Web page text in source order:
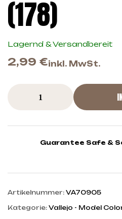
(178)
Lagernd & Versandbereit
2,99 €inkl. MwSt.
Guarantee Safe &
Artikelnummer: VA70905
Kategorie: Vallejo - Model